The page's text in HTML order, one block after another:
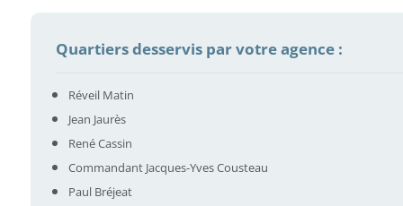
Quartiers desservis par votre agence :
Réveil Matin
Jean Jaurès
René Cassin
Commandant Jacques-Yves Cousteau
Paul Bréjeat